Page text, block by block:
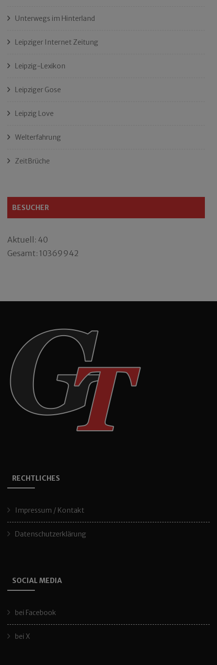
Unterwegs im Hinterland
Leipziger Internet Zeitung
Leipzig-Lexikon
Leipziger Gose
Leipzig Love
Welterfahrung
ZeitBrüche
BESUCHER
Aktuell: 40
Gesamt: 10369942
RECHTLICHES
Impressum / Kontakt
Datenschutzerklärung
SOCIAL MEDIA
bei Facebook
bei X